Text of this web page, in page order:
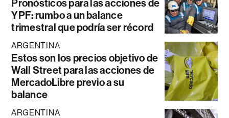
Pronósticos para las acciones de
YPF: rumbo a un balance
trimestral que podría ser récord
ARGENTINA
Estos son los precios objetivo de
Wall Street para las acciones de
MercadoLibre previo a su
balance
ARGENTINA